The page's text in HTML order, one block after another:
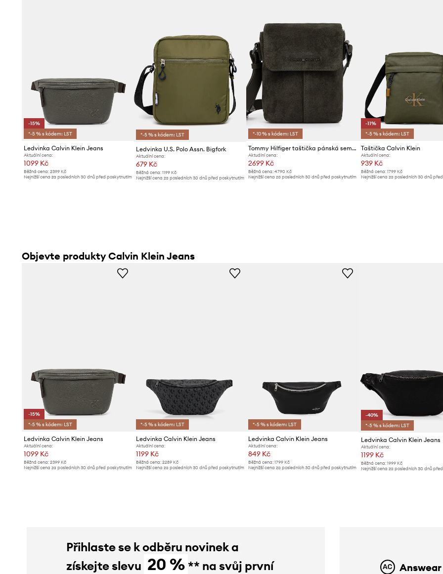
-15%
*-5 % s kódem: LST
Ledvinka Calvin Klein Jeans
Aktuální cena:
1099 Kč
Běžná cena: 2399 Kč
Nejnižší cena za posledních 30 dnů před poskytnutím
*-5 % s kódem: LST
Ledvinka U.S. Polo Assn. Bigfork
Aktuální cena:
679 Kč
Běžná cena:1199 Kč
Nejnižší cena za posledních 30 dnů před poskytnutím
*-10 % s kódem: LST
Tommy Hilfiger taštička pánská semišová
Aktuální cena:
2699 Kč
Běžná cena: 4790 Kč
Nejnižší cena za posledních 30 dnů před poskytnutím
-11%
*-5 % s kódem: LST
Taštička Calvin Klein
Aktuální cena:
939 Kč
Běžná cena: 1799 Kč
Nejnižší cena za posledních 30 dnů
Objevte produkty Calvin Klein Jeans
-15%
*-5 % s kódem: LST
Ledvinka Calvin Klein Jeans
Aktuální cena:
1099 Kč
Běžná cena: 2399 Kč
Nejnižší cena za posledních 30 dnů před poskytnutím
*-5 % s kódem: LST
Ledvinka Calvin Klein Jeans
Aktuální cena:
1199 Kč
Běžná cena:2289 Kč
Nejnižší cena za posledních 30 dnů před poskytnutím
*-5 % s kódem: LST
Ledvinka Calvin Klein Jeans
Aktuální cena:
849 Kč
Běžná cena: 1799 Kč
Nejnižší cena za posledních 30 dnů před poskytnutím
-40%
*-5 % s kódem: LST
Ledvinka Calvin Klein Jeans
Aktuální cena:
1199 Kč
Běžná cena: 1999 Kč
Nejnižší cena za posledních 30 dnů
Přihlaste se k odběru novinek a
získejte slevu 20 % ** na svůj první